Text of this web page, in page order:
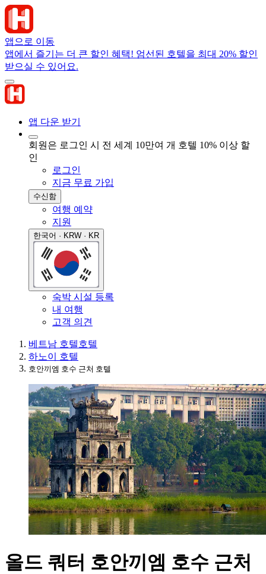
앱으로 이동
앱에서 즐기는 더 큰 할인 혜택! 엄선된 호텔을 최대 20% 할인
받으실 수 있어요.
앱 다운 받기
회원은 로그인 시 전 세계 10만여 개 호텔 10% 이상 할
인
로그인
지금 무료 가입
수신함
여행 예약
지원
한국어 · KRW · KR
숙박 시설 등록
내 여행
고객 의견
베트남 호텔호텔
하노이 호텔
호안끼엠 호수 근처 호텔
올드 쿼터 호안끼엠 호수 근처